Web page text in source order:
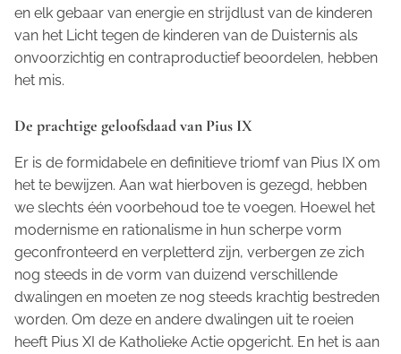
en elk gebaar van energie en strijdlust van de kinderen
van het Licht tegen de kinderen van de Duisternis als
onvoorzichtig en contraproductief beoordelen, hebben
het mis.
De prachtige geloofsdaad van Pius IX
Er is de formidabele en definitieve triomf van Pius IX om
het te bewijzen. Aan wat hierboven is gezegd, hebben
we slechts één voorbehoud toe te voegen. Hoewel het
modernisme en rationalisme in hun scherpe vorm
geconfronteerd en verpletterd zijn, verbergen ze zich
nog steeds in de vorm van duizend verschillende
dwalingen en moeten ze nog steeds krachtig bestreden
worden. Om deze en andere dwalingen uit te roeien
heeft Pius XI de Katholieke Actie opgericht. En het is aan